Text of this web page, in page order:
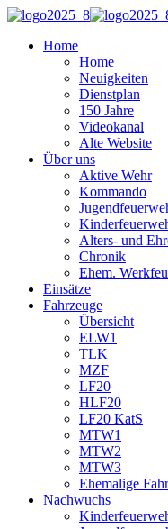
Home
Home
Neuigkeiten
Dienstplan
150 Jahre
Videokanal
Alte Website
Über uns
Aktive Wehr
Kommando
Alters- und
Chronik
Ehem.
Einsätze
Fahrzeuge
Übersicht
ELW1
TLK
MZF
LF20
HLF20
LF20 KatS
MTW1
MTW2
MTW3
Ehemalige
Nachwuchs